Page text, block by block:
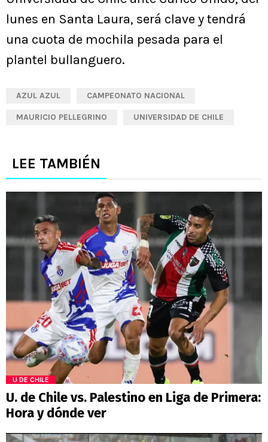
lunes en Santa Laura, será clave y tendrá
una cuota de mochila pesada para el
plantel bullanguero.
AZUL AZUL CAMPEONATO NACIONAL
MAURICIO PELLEGRINO UNIVERSIDAD DE CHILE
LEE TAMBIÉN
U DE CHILE
U. de Chile vs. Palestino en Liga de Primera:
Hora y dónde ver